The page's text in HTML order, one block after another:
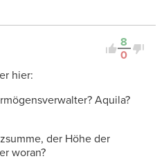
8
0
hier:
Aquila?
der Höhe der
woran?